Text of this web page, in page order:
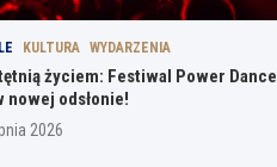
KULTURA WYDARZENIA
życiem: Festiwal Power Dance
nowej odsłonie!
2026